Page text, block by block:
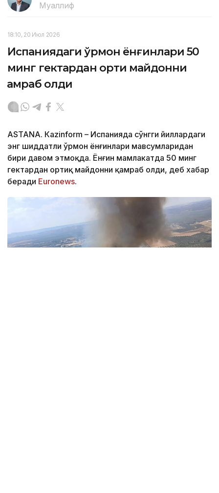
Муаллиф
18:10, 20 Июл 2026
Испаниядаги ўрмон ёнғинлари 50
минг гектардан ортиқ майдонни
қамраб олди
ASTANА. Кazinform – Испанияда сўнгги йиллардаги
энг шиддатли ўрмон ёнғинлари мавсумларидан
бири давом этмоқда. Ёнғин мамлакатда 50 минг
гектардан ортиқ майдонни қамраб олди, деб хабар
беради Euronews.